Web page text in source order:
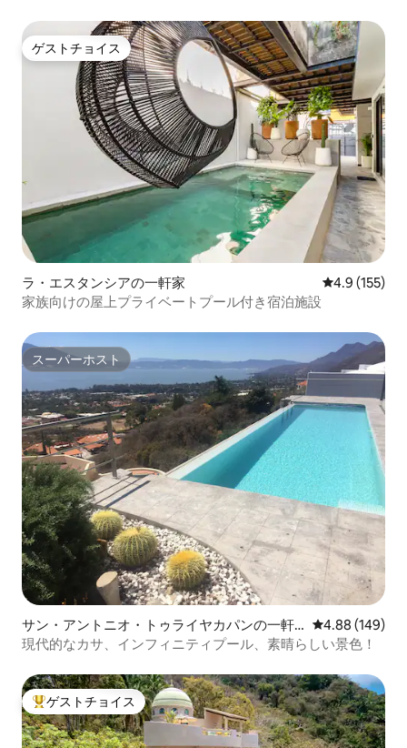
ます。 小さなお子様連れのご家族のため
に、パックンプレイベビーベッド、ブギ
ーボード、ビーチタオル、その他ビーチ
好きのゲストに必要な用具をご用意して
います！
ゲストチョイス
ゲストチョイス
ラ・エスタンシアの一軒家 レビュー155
4.9 (155)
家族向けの屋上プライベートプール付き宿泊施設
スーパーホスト
スーパーホスト
サン・アントニオ・トゥライヤカパンの一軒
家
レビュー149
4.88 (149)
現代的なカサ、インフィニティプール、素晴らしい景色！
大好評のゲストチョイスです。
ゲストチョイス